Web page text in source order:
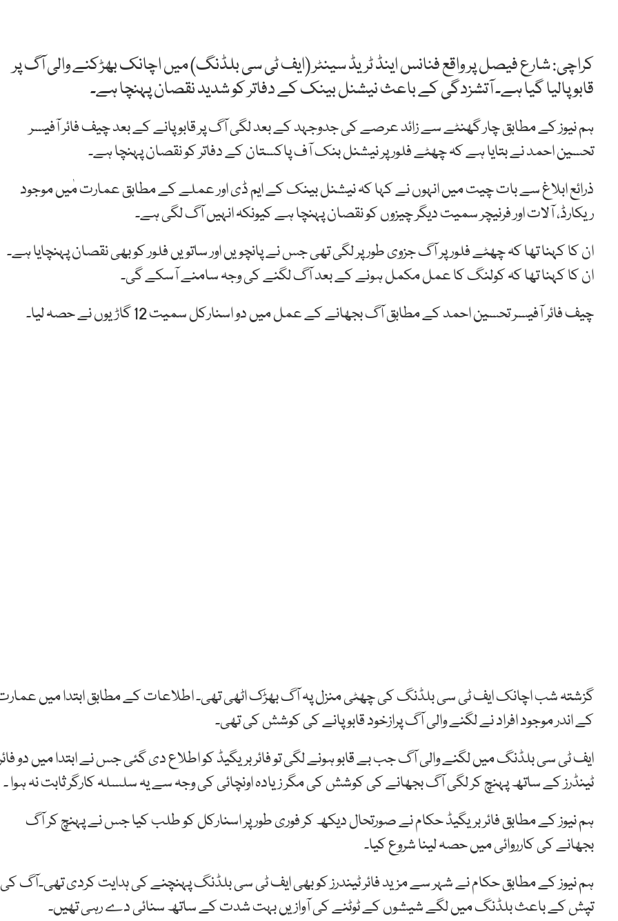
کراچی: شارع فیصل پر واقع فنانس اینڈ ٹریڈ سینٹر (ایف ٹی سی بلڈنگ) میں اچانک بھڑکنے والی آگ پر
قابو پالیا گیا ہے۔ آتشزدگی کے باعث نیشنل بینک کے دفاتر کو شدید نقصان پہنچا ہے۔
ہم نیوز کے مطابق چار گھنٹے سے زائد عرصے کی جدوجہد کے بعد لگی آگ پر قابو پانے کے بعد چیف فائر آفیسر
تحسین احمد نے بتایا ہے کہ چھٹے فلور پر نیشنل بنک آف پاکستان کے دفاتر کو نقصان پہنچا ہے۔
ذرائع ابلاغ سے بات چیت میں انہوں نے کہا کہ نیشنل بینک کے ایم ڈی اور عملے کے مطابق عمارت مٰیں موجود
ریکارڈ، آلات اور فرنیچر سمیت دیگر چیزوں کو نقصان پہنچا ہے کیونکہ انہیں آگ لگی ہے۔
ان کا کہنا تھا کہ چھٹے فلور پر آگ جزوی طور پر لگی تھی جس نے پانچویں اور ساتویں فلور کو بھی نقصان پہنچایا ہے۔
ان کا کہنا تھا کہ کولنگ کا عمل مکمل ہونے کے بعد آگ لگنے کی وجہ سامنے آسکے گی۔
چیف فائر آفیسر تحسین احمد کے مطابق آگ بجھانے کے عمل میں دو اسنارکل سمیت 12 گاڑیوں نے حصہ لیا۔
گزشتہ شب اچانک ایف ٹی سی بلڈنگ کی چھٹی منزل پہ آگ بھڑک اٹھی تھی۔ اطلاعات کے مطابق ابتدا میں
کے اندر موجود افراد نے لگنے والی آگ پرازخود قابو پانے کی کوشش کی تھی۔
ایف ٹی سی بلڈنگ میں لگنے والی آگ جب بے قابو ہونے لگی تو فائر بریگیڈ کو اطلاع دی گئی جس نے ابتدا میں دو
ٹینڈرز کے ساتھ پہنچ کر لگی آگ بجھانے کی کوشش کی مگر زیادہ اونچائی کی وجہ سے یہ سلسلہ کارگر ثابت نہ ہوا ۔
ہم نیوز کے مطابق فائر بریگیڈ حکام نے صورتحال دیکھ کر فوری طور پر اسنارکل کو طلب کیا جس نے پہنچ کر آگ
بجھانے کی کارروائی میں حصہ لینا شروع کیا۔
ہم نیوز کے مطابق حکام نے شہر سے مزید فائر ٹیندرز کو بھی ایف ٹی سی بلڈنگ پہنچنے کی ہدایت کردی تھی۔آگ کی
تپش کے باعث بلڈنگ میں لگے شیشوں کے ٹوٹنے کی آوازیں بہت شدت کے ساتھ سنائی دے رہی تھیں۔